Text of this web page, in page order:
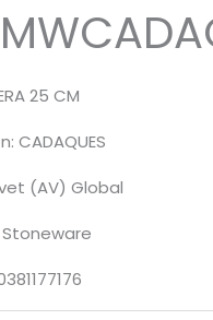
25 CM
CADAQUES
(AV) Global